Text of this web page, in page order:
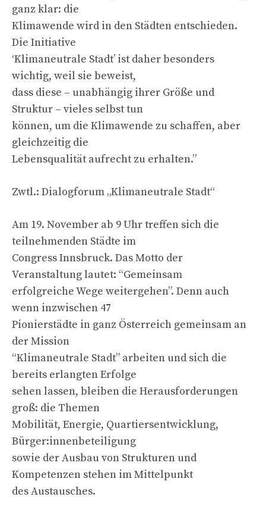
ganz klar: die
Klimawende wird in den Städten entschieden.
Die Initiative
‘Klimaneutrale Stadt’ ist daher besonders
wichtig, weil sie beweist,
dass diese – unabhängig ihrer Größe und
Struktur – vieles selbst tun
können, um die Klimawende zu schaffen, aber
gleichzeitig die
Lebensqualität aufrecht zu erhalten.”
Zwtl.: Dialogforum „Klimaneutrale Stadt“
Am 19. November ab 9 Uhr treffen sich die
teilnehmenden Städte im
Congress Innsbruck. Das Motto der
Veranstaltung lautet: “Gemeinsam
erfolgreiche Wege weitergehen”. Denn auch
wenn inzwischen 47
Pionierstädte in ganz Österreich gemeinsam an
der Mission
“Klimaneutrale Stadt” arbeiten und sich die
bereits erlangten Erfolge
sehen lassen, bleiben die Herausforderungen
groß: die Themen
Mobilität, Energie, Quartiersentwicklung,
Bürger:innenbeteiligung
sowie der Ausbau von Strukturen und
Kompetenzen stehen im Mittelpunkt
des Austausches.